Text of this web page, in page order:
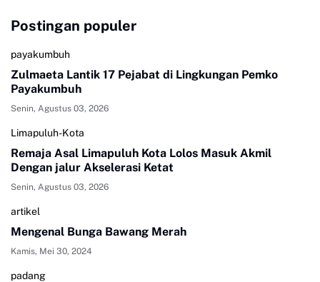
Postingan populer
payakumbuh
Zulmaeta Lantik 17 Pejabat di Lingkungan Pemko
Payakumbuh
Senin, Agustus 03, 2026
Limapuluh-Kota
Remaja Asal Limapuluh Kota Lolos Masuk Akmil
Dengan jalur Akselerasi Ketat
Senin, Agustus 03, 2026
artikel
Mengenal Bunga Bawang Merah
Kamis, Mei 30, 2024
padang